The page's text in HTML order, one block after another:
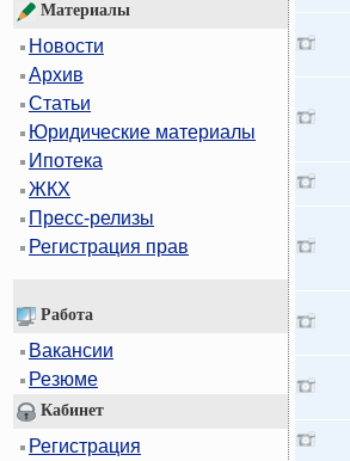
Материалы
Новости
Архив
Статьи
Юридические материалы
Ипотека
ЖКХ
Пресс-релизы
Регистрация прав
Работа
Вакансии
Резюме
Кабинет
Регистрация